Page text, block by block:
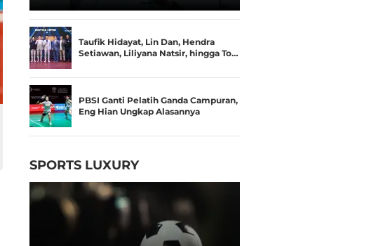
Taufik Hidayat, Lin Dan, Hendra
Setiawan, Liliyana Natsir, hingga To…
PBSI Ganti Pelatih Ganda Campuran,
Eng Hian Ungkap Alasannya
SPORTS LUXURY